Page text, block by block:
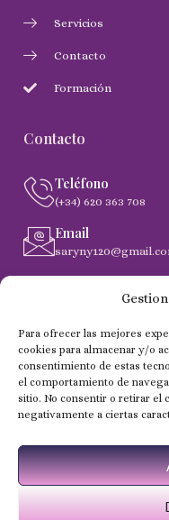
Para ofrecer las mejores
cookies para almacenar y/o
consentimiento de estas
el comportamiento de
sitio. No consentir o retirar el
negativamente a ciertas
Servicios
Contacto
Formación
Contacto
Teléfono
(+34) 620 363 708
Email
Dirección
C. Gobernador
Copyright 2024 © Todos